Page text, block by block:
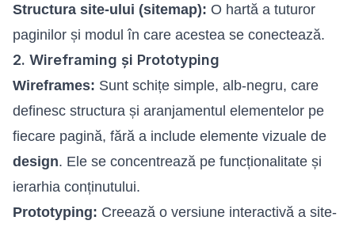
Structura site-ului (sitemap): O hartă a tuturor
paginilor și modul în care acestea se conectează.
2. Wireframing și Prototyping
Wireframes: Sunt schițe simple, alb-negru, care
definesc structura și aranjamentul elementelor pe
fiecare pagină, fără a include elemente vizuale de
design. Ele se concentrează pe funcționalitate și
ierarhia conținutului.
Prototyping: Creează o versiune interactivă a site-